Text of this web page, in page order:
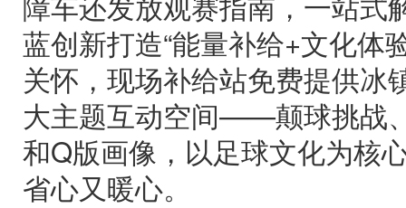
蓝创新打造“能量补给+文化体
关怀，现场补给站免费提供冰
大主题互动空间——颠球挑战
和Q版画像，以足球文化为核
省心又暖心。